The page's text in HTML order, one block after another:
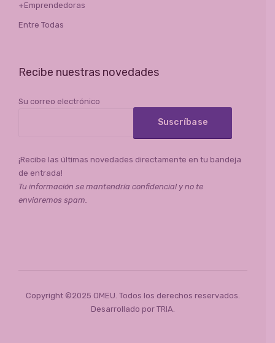
+Emprendedoras
Entre Todas
Recibe nuestras novedades
Su correo electrónico
¡Recibe las últimas novedades directamente en tu bandeja
de entrada!
Tu información se mantendría confidencial y no te
enviaremos spam.
Copyright ©2025 OMEU. Todos los derechos reservados.
Desarrollado por TRIA